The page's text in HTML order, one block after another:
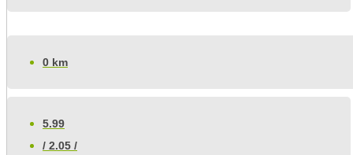
0 km
5.99
/ 2.05 /